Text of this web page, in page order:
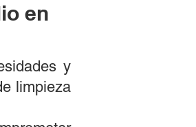
en
y
limpieza